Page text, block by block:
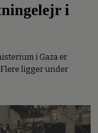
i
i Gaza er
ligger under